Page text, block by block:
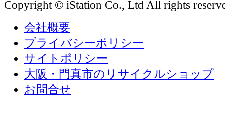
Copyright © iStation Co., Ltd All rights
会社概要
プライバシーポリシー
サイトポリシー
大阪・門真市のリサイクルショップ
お問合せ